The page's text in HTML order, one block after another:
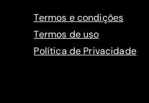
Termos e condições
Termos de uso
Política de Privacidade